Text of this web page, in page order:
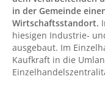
in der Gemeinde
Wirtschaftsstandort.
hiesigen Industrie-
ausgebaut. Im
Kaufkraft in die